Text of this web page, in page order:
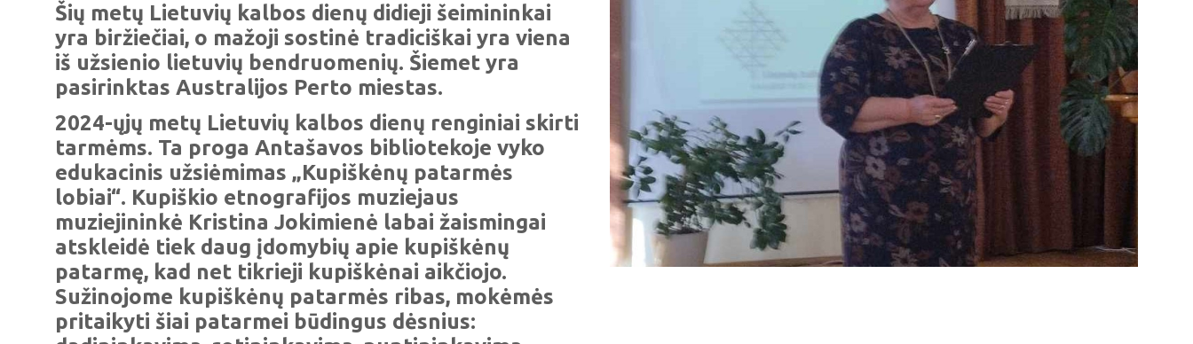
Šių metų Lietuvių kalbos dienų didieji šeimininkai
yra biržiečiai, o mažoji sostinė tradiciškai yra viena
iš užsienio lietuvių bendruomenių. Šiemet yra
pasirinktas Australijos Perto miestas.
2024-ųjų metų Lietuvių kalbos dienų renginiai skirti
tarmėms. Ta proga Antašavos bibliotekoje vyko
edukacinis užsiėmimas „Kupiškėnų patarmės
lobiai“. Kupiškio etnografijos muziejaus
muziejininkė Kristina Jokimienė labai žaismingai
atskleidė tiek daug įdomybių apie kupiškėnų
patarmę, kad net tikrieji kupiškėnai aikčiojo.
Sužinojome kupiškėnų patarmės ribas, mokėmės
pritaikyti šiai patarmei būdingus dėsnius: